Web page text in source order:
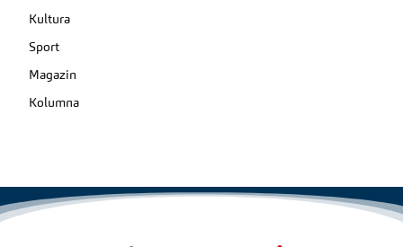
Kultura
Sport
Magazin
Kolumna